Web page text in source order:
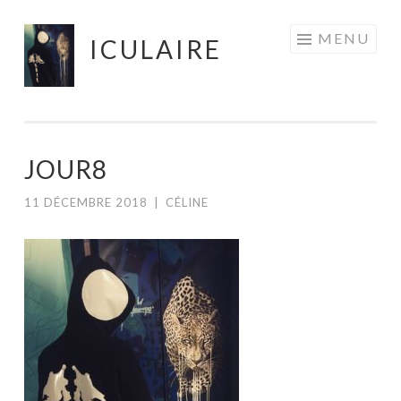
Aller
au
contenu
ICULAIRE MENU
JOUR8
11 DÉCEMBRE 2018 CÉLINE